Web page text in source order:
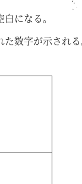
になる。
数字が示される